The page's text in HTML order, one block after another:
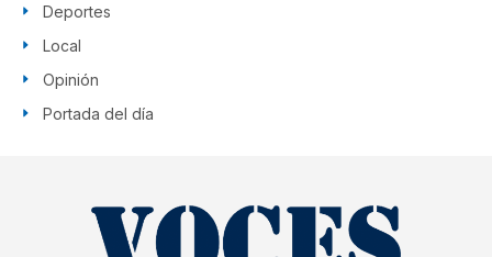
Deportes
Local
Opinión
Portada del día